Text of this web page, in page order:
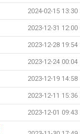
2024-02-15 13:30
2023-12-31 12:00
2023-12-28 19:54
2023-12-24 00:04
2023-12-19 14:58
2023-12-11 15:36
2023-12-01 09:43